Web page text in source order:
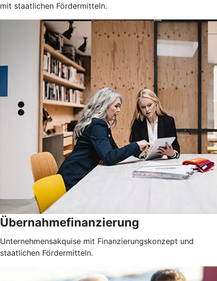
mit staatlichen Fördermitteln.
Übernahmefinanzierung
Unternehmensakquise mit Finanzierungskonzept und
staatlichen Fördermitteln.